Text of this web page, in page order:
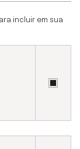
incluir em sua